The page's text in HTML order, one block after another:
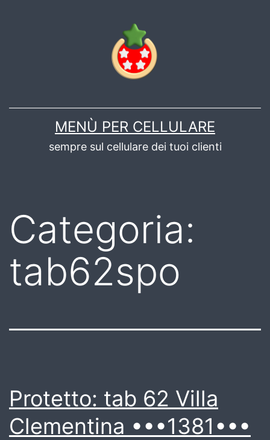
MENÙ PER CELLULARE
sempre sul cellulare dei tuoi clienti
Categoria:
tab62spo
Protetto: tab 62 Villa
Clementina •••1381•••